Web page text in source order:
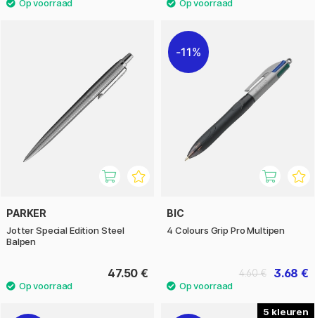
PARKER
Jotter Special Edition Steel
Balpen
47.50 €
11%
BIC
4 Colours Grip Pro Multipen
3.68 €
4.60 €
5